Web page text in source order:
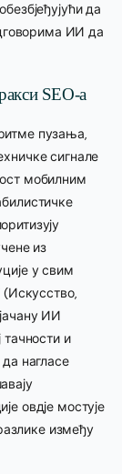
да
ИИ да
SEO-а
пузања,
сигнале
мобилним
из
у свим
(Искусство,
ИИ
тачности и
нагласе
овдје мостује
између